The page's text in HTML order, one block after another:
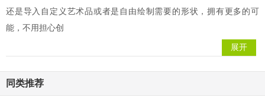
还是导入自定义艺术品或者是自由绘制需要的形状，拥有更多的可
能，不用担心创
展开
同类推荐